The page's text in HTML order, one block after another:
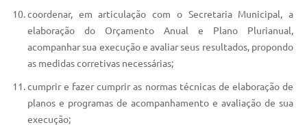
coordenar, em articulação com o Secretaria Municipal, a
elaboração do Orçamento Anual e Plano Plurianual,
acompanhar sua execução e avaliar seus resultados, propondo
as medidas corretivas necessárias;
cumprir e fazer cumprir as normas técnicas de elaboração de
planos e programas de acompanhamento e avaliação de sua
execução;